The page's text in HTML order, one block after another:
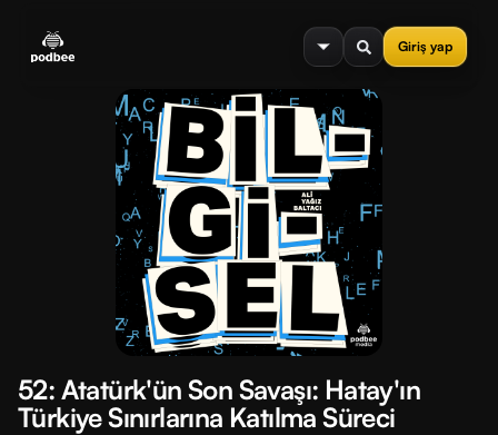
Giriş yap
menu
52: Atatürk'ün Son Savaşı: Hatay'ın
Türkiye Sınırlarına Katılma Süreci